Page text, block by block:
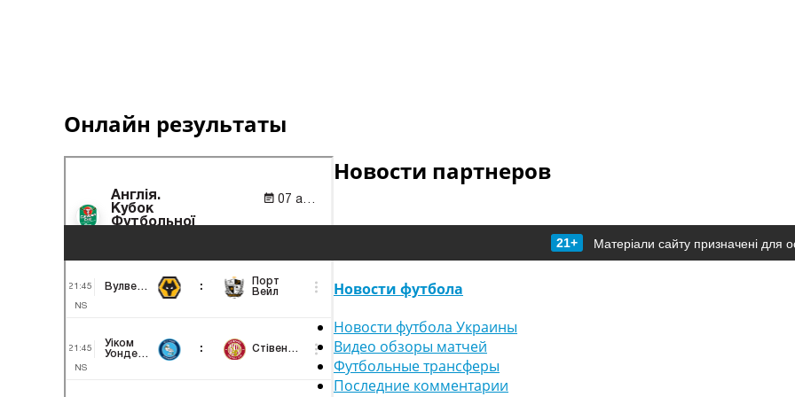
Онлайн результаты
Новости партнеров
21+ Матеріали сайту призначені для
Новости футбола
Новости футбола Украины
Видео обзоры матчей
Футбольные трансферы
Последние комментарии